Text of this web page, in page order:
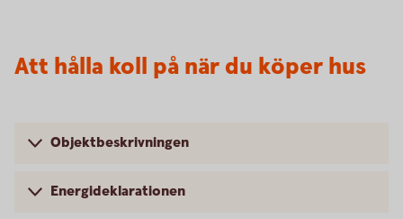
Att hålla koll på när du köper hus
Objektbeskrivningen
Energideklarationen